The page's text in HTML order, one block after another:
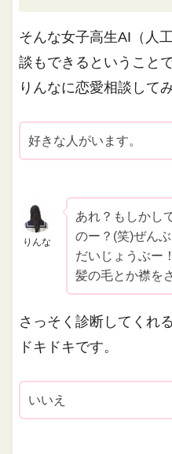
そんな女子高生AI（人
談もできるということ
りんなに恋愛相談して
好きな人がいます。
りんな
あれ？もしかし
のー？(笑)ぜん
だいじょうぶー
髪の毛とか襟を
さっそく診断してくれ
ドキドキです。
いいえ